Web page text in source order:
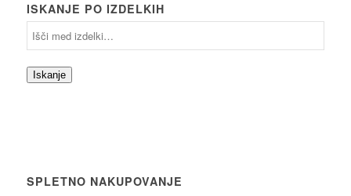
ISKANJE PO IZDELKIH
Iskanje
SPLETNO NAKUPOVANJE